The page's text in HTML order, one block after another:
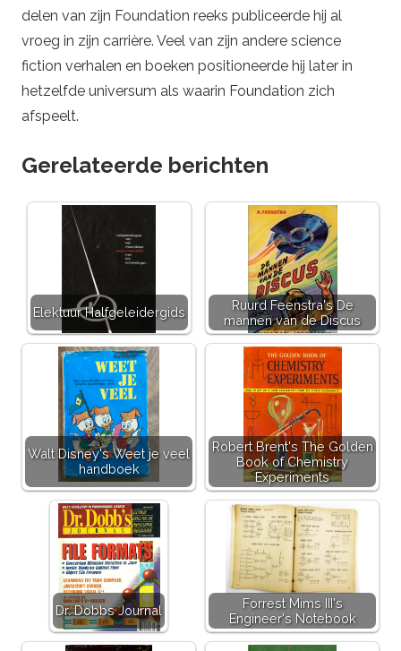
delen van zijn Foundation reeks publiceerde hij al
vroeg in zijn carrière. Veel van zijn andere science
fiction verhalen en boeken positioneerde hij later in
hetzelfde universum als waarin Foundation zich
afspeelt.
Gerelateerde berichten
Elektuur Halfgeleidergids
Ruurd Feenstra's De
mannen van de Discus
Walt Disney's Weet je veel
handboek
Robert Brent's The Golden
Book of Chemistry
Experiments
Dr. Dobbs Journal
Forrest Mims III's
Engineer's Notebook